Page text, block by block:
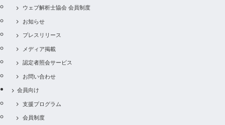
ウェブ解析士協会 会員制度
お知らせ
プレスリリース
メディア掲載
認定者照会サービス
お問い合わせ
会員向け
支援プログラム
会員制度